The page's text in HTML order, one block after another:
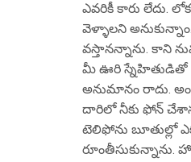
ఎవరికీ కారు లేదు.
వెళ్ళాలని
వస్తానన్నాను. కాని
మీ ఊరి స్నేహితుడితో
అనుమానం రాదు.
దారిలో నీకు ఫోన్
టెలిఫోను బూతుల్లో
రూంతీసుకున్నాను.